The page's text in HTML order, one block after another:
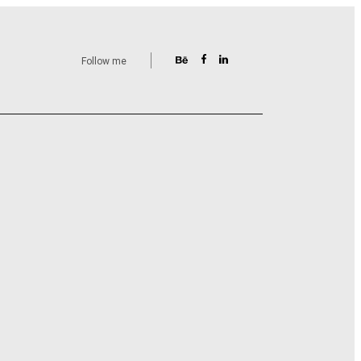
Follow me